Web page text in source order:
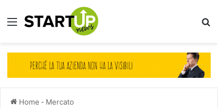
Menu
Home - Mercato